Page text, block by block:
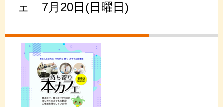
ェ 7月20日(日曜日)